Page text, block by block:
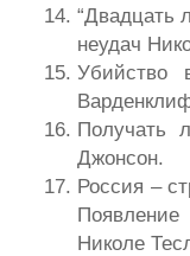
“Двадцать
неудач
Убийство
Получать
Джонсон.
Россия –
Николе